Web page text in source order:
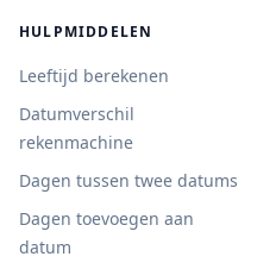
HULPMIDDELEN
Leeftijd berekenen
Datumverschil
rekenmachine
Dagen tussen twee datums
Dagen toevoegen aan
datum